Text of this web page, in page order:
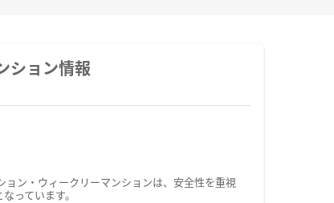
ション情報
ン・ウィークリーマンションは、安全性を重視
っています。